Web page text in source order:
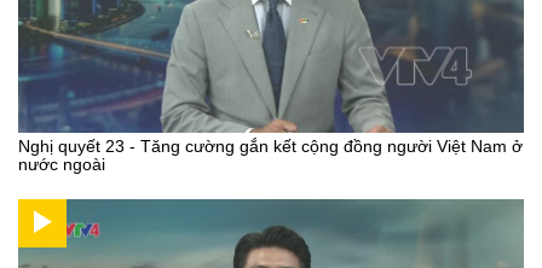
Nghị quyết 23 - Tăng cường gắn kết cộng đồng người Việt Nam ở
nước ngoài